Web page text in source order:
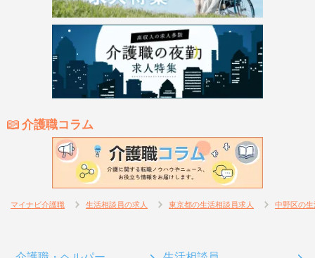
介護職コラム
マイナビ介護職 生活相談員の求人 東京都の生活相談員求人 中野区の